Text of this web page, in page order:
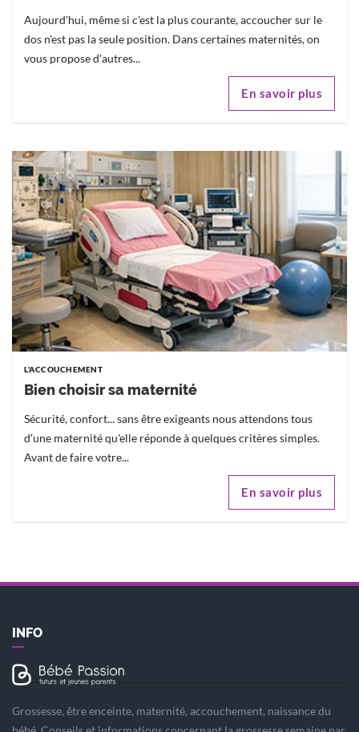
Aujourd'hui, même si c'est la plus courante, accoucher sur le
dos n'est pas la seule position. Dans certaines maternités, on
vous propose d'autres...
En savoir plus
L'ACCOUCHEMENT
Bien choisir sa maternité
Sécurité, confort... sans être exigeants nous attendons tous
d'une maternité qu'elle réponde à quelques critères simples.
Avant de faire votre...
En savoir plus
INFO
Grossesse, être enceinte, maternité, accouchement, naissance du